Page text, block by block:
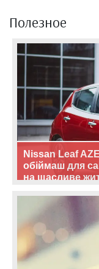
Полезное
Nissan Leaf
обіймаш для
на щасливе